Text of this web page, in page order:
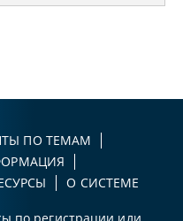
ПО ТЕМАМ
О СИСТЕМЕ